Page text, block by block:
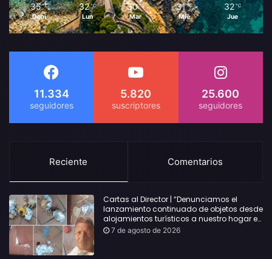
35 ℃
Dom
32 ℃
Lun
30 ℃
Mar
31 ℃
Mié
32 ℃
Jue
11.334 5.820 25.600
Reciente Comentarios
Cartas al Director | “Denunciamos el
lanzamiento continuado de objetos desde
alojamientos turísticos a nuestro hogar en
Lloret: Podría haber causado una
7 de agosto de 2026